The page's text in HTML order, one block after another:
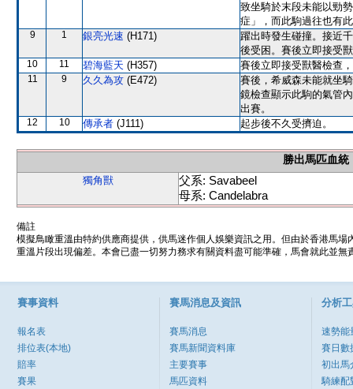
致坐騎於末段未能以勁
症」，而此駒過往也有
9 1 銀亮光速 (H171)
躍出時發生碰撞。接近
後受困。賽後立即接受
10 11 碧海藍天 (H357) 賽後立即接受獸醫檢查
11 9 久久為攻 (E472)
賽後，希威森未能就坐
鏡檢查顯示此駒的氣管
出賽。
12 10 傳承者 (J111) 起步後不久受擠迫。
勝出馬匹血統
獨角獸
父系: Savabeel
母系: Candelabra
備註
模擬鳥瞰重溫由特約供應商提供，供馬迷作個人娛樂資訊之用。但由於香港馬
重溫片段出現偏差。本會已盡一切努力務求有關資料盡可能準確，馬會就此並
賽事資料
報名表
排位表(本地)
賠率
賽果
賽馬消息及資訊
賽馬消息
賽馬新聞資料庫
主要賽事
馬匹資料
分析
速勢能
賽日數
初出馬
騎練配